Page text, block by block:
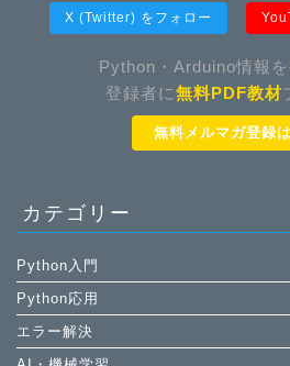
X (Twitter) をフォロー
Python・Arduino情報を
登録者に無料PDF教材
無料メルマガ登録
カテゴリー
Python入門
Python応用
エラー解決